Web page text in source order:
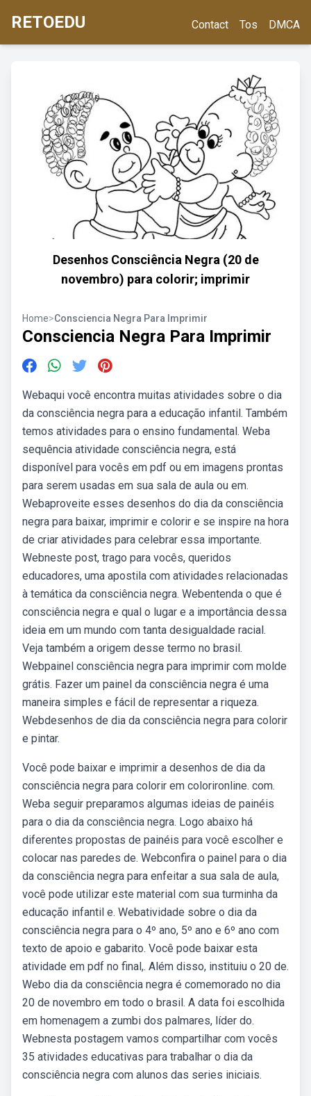
RETOEDU Contact Tos DMCA
Desenhos Consciência Negra (20 de
novembro) para colorir; imprimir
Home>Consciencia Negra Para Imprimir
Consciencia Negra Para Imprimir
Webaqui você encontra muitas atividades sobre o dia
da consciência negra para a educação infantil. Também
temos atividades para o ensino fundamental. Weba
sequência atividade consciência negra, está
disponível para vocês em pdf ou em imagens prontas
para serem usadas em sua sala de aula ou em.
Webaproveite esses desenhos do dia da consciência
negra para baixar, imprimir e colorir e se inspire na hora
de criar atividades para celebrar essa importante.
Webneste post, trago para vocês, queridos
educadores, uma apostila com atividades relacionadas
à temática da consciência negra. Webentenda o que é
consciência negra e qual o lugar e a importância dessa
ideia em um mundo com tanta desigualdade racial.
Veja também a origem desse termo no brasil.
Webpainel consciência negra para imprimir com molde
grátis. Fazer um painel da consciência negra é uma
maneira simples e fácil de representar a riqueza.
Webdesenhos de dia da consciência negra para colorir
e pintar.
Você pode baixar e imprimir a desenhos de dia da
consciência negra para colorir em colorironline. com.
Weba seguir preparamos algumas ideias de painéis
para o dia da consciência negra. Logo abaixo há
diferentes propostas de painéis para você escolher e
colocar nas paredes de. Webconfira o painel para o dia
da consciência negra para enfeitar a sua sala de aula,
você pode utilizar este material com sua turminha da
educação infantil e. Webatividade sobre o dia da
consciência negra para o 4º ano, 5º ano e 6º ano com
texto de apoio e gabarito. Você pode baixar esta
atividade em pdf no final,. Além disso, instituiu o 20 de.
Webo dia da consciência negra é comemorado no dia
20 de novembro em todo o brasil. A data foi escolhida
em homenagem a zumbi dos palmares, líder do.
Webnesta postagem vamos compartilhar com vocês
35 atividades educativas para trabalhar o dia da
consciência negra com alunos das series iniciais.